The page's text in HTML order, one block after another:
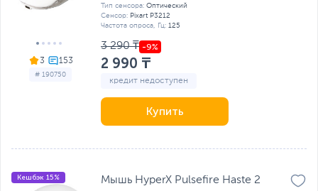
3
# 190750
Тип сенсора: Оптический
Сенсор: Pixart P3212
Частота опроса, Гц: 125
3 290 ₸
2 990 ₸
кредит недоступен
Купить
Кешбэк 15%
Мышь HyperX Pulsefire Haste 2